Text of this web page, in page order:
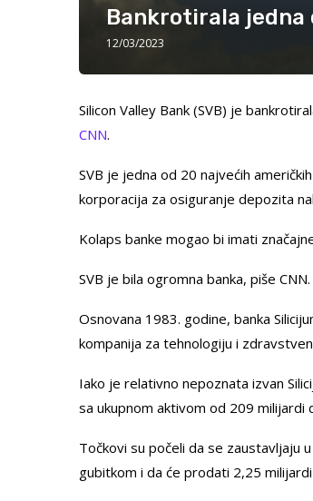
Bankrotirala jedna
12/03/2023
Silicon Valley Bank (SVB) je
CNN.
SVB je jedna od 20 najvećih
korporacija za osiguranje depozita
Kolaps banke mogao bi imati
SVB je bila ogromna banka, piše CNN.
Osnovana 1983. godine, banka
kompanija za tehnologiju i
Iako je relativno nepoznata izvan
sa ukupnom aktivom od 209 milijardi
Točkovi su počeli da se zaustavljaju
gubitkom i da će prodati 2,25